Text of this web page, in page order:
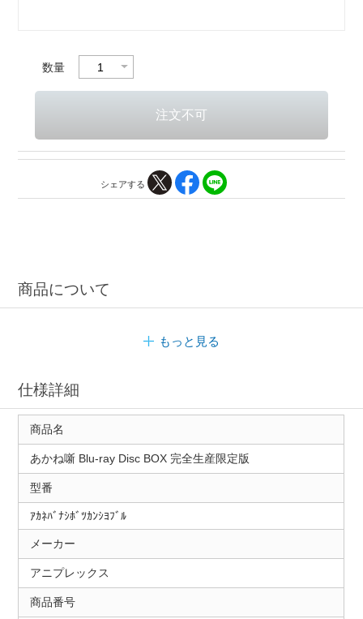
数量
シェアする
商品について
もっと見る
仕様詳細
商品名
あかね噺 Blu-ray Disc BOX 完全生産限定版
型番
ｱｶﾈﾊﾞﾅｼﾎﾞﾂｶﾝｼﾖﾌﾞﾙ
メーカー
アニプレックス
商品番号